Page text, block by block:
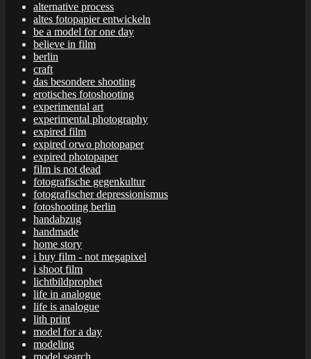
alternative process
altes fotopapier entwickeln
be a model for one day
believe in film
berlin
craft
das besondere shooting
erotisches fotoshooting
experimental art
experimental photography
expired film
expired orwo photopaper
expired photopaper
film is not dead
fotografische gegenkultur
fotografischer depressionismus
fotoshooting berlin
handabzug
handmade
home story
i buy film - not megapixel
i shoot film
lichtbildprophet
life in analogue
life is analogue
lith print
model for a day
modeling
model search